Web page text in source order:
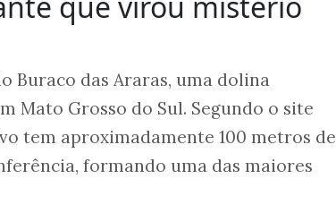
Buraco das Araras, uma dolina
Mato Grosso do Sul. Segundo o site
tem aproximadamente 100 metros de
formando uma das maiores